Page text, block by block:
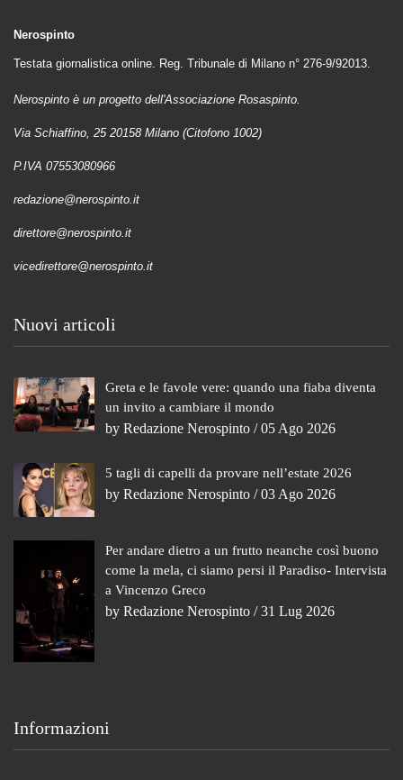
Nerospinto
Testata giornalistica online. Reg. Tribunale di Milano n° 276-9/92013.
Nerospinto è un progetto dell'Associazione Rosaspinto.
Via Schiaffino, 25 20158 Milano (Citofono 1002)
P.IVA 07553080966
redazione@nerospinto.it
direttore@nerospinto.it
vicedirettore@nerospinto.it
Nuovi articoli
Greta e le favole vere: quando una fiaba diventa
un invito a cambiare il mondo
by Redazione Nerospinto / 05 Ago 2026
5 tagli di capelli da provare nell’estate 2026
by Redazione Nerospinto / 03 Ago 2026
Per andare dietro a un frutto neanche così buono
come la mela, ci siamo persi il Paradiso- Intervista
a Vincenzo Greco
by Redazione Nerospinto / 31 Lug 2026
Informazioni